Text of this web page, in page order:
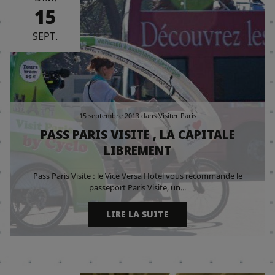
15
SEPT.
15 septembre 2013 dans Visiter Paris
PASS PARIS VISITE , LA CAPITALE
LIBREMENT
Pass Paris Visite : le Vice Versa Hotel vous recommande le
passeport Paris Visite, un...
LIRE LA SUITE